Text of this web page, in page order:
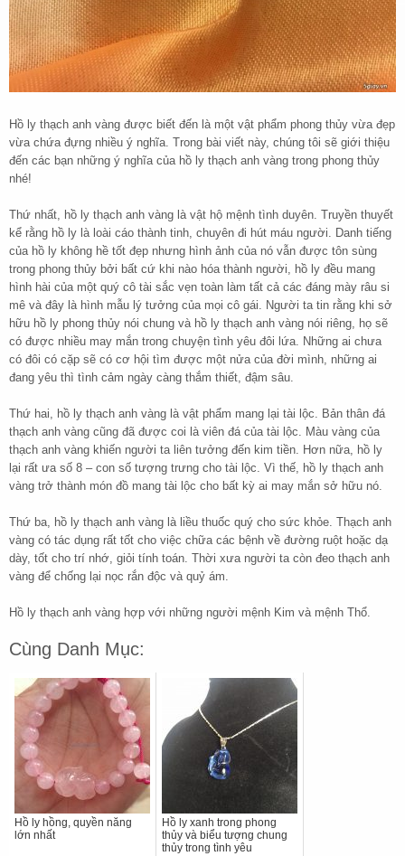
Hồ ly thạch anh vàng được biết đến là một vật phẩm phong thủy vừa đẹp
vừa chứa đựng nhiều ý nghĩa. Trong bài viết này, chúng tôi sẽ giới thiệu
đến các bạn những ý nghĩa của hồ ly thạch anh vàng trong phong thủy
nhé!
Thứ nhất, hồ ly thạch anh vàng là vật hộ mệnh tình duyên. Truyền thuyết
kể rằng hồ ly là loài cáo thành tinh, chuyên đi hút máu người. Danh tiếng
của hồ ly không hề tốt đẹp nhưng hình ảnh của nó vẫn được tôn sùng
trong phong thủy bởi bất cứ khi nào hóa thành người, hồ ly đều mang
hình hài của một quý cô tài sắc vẹn toàn làm tất cả các đáng mày râu si
mê và đây là hình mẫu lý tưởng của mọi cô gái. Người ta tin rằng khi sở
hữu hồ ly phong thủy nói chung và hồ ly thạch anh vàng nói riêng, họ sẽ
có được nhiều may mắn trong chuyện tình yêu đôi lứa. Những ai chưa
có đôi có cặp sẽ có cơ hội tìm được một nửa của đời mình, những ai
đang yêu thì tình cảm ngày càng thắm thiết, đậm sâu.
Thứ hai, hồ ly thạch anh vàng là vật phẩm mang lại tài lộc. Bản thân đá
thạch anh vàng cũng đã được coi là viên đá của tài lộc. Màu vàng của
thạch anh vàng khiến người ta liên tưởng đến kim tiền. Hơn nữa, hồ ly
lại rất ưa số 8 – con số tượng trưng cho tài lộc. Vì thế, hồ ly thạch anh
vàng trở thành món đồ mang tài lộc cho bất kỳ ai may mắn sở hữu nó.
Thứ ba, hồ ly thạch anh vàng là liều thuốc quý cho sức khỏe. Thạch anh
vàng có tác dụng rất tốt cho việc chữa các bệnh về đường ruột hoặc dạ
dày, tốt cho trí nhớ, giỏi tính toán. Thời xưa người ta còn đeo thạch anh
vàng để chống lại nọc rắn độc và quỷ ám.
Hồ ly thạch anh vàng hợp với những người mệnh Kim và mệnh Thổ.
Cùng Danh Mục:
Hồ ly hồng, quyền năng
lớn nhất
Hồ ly xanh trong phong
thủy và biểu tượng chung
thủy trong tình yêu